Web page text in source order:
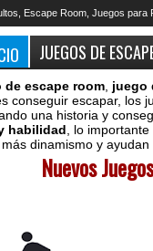
Escape Room, Juegos para
JUEGOS DE
de escape room juego
conseguir escapar, los
una historia y
habilidad , lo
dinamismo y
Nuevos